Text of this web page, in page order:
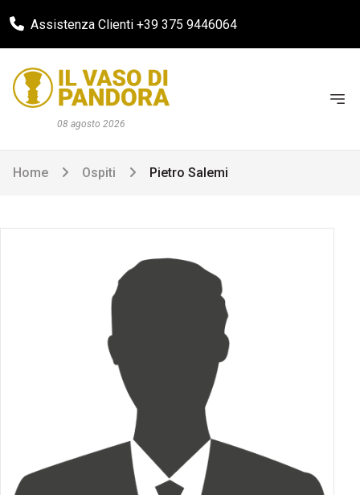
Assistenza Clienti +39 375 9446064
08 agosto 2026
Home Ospiti Pietro Salemi